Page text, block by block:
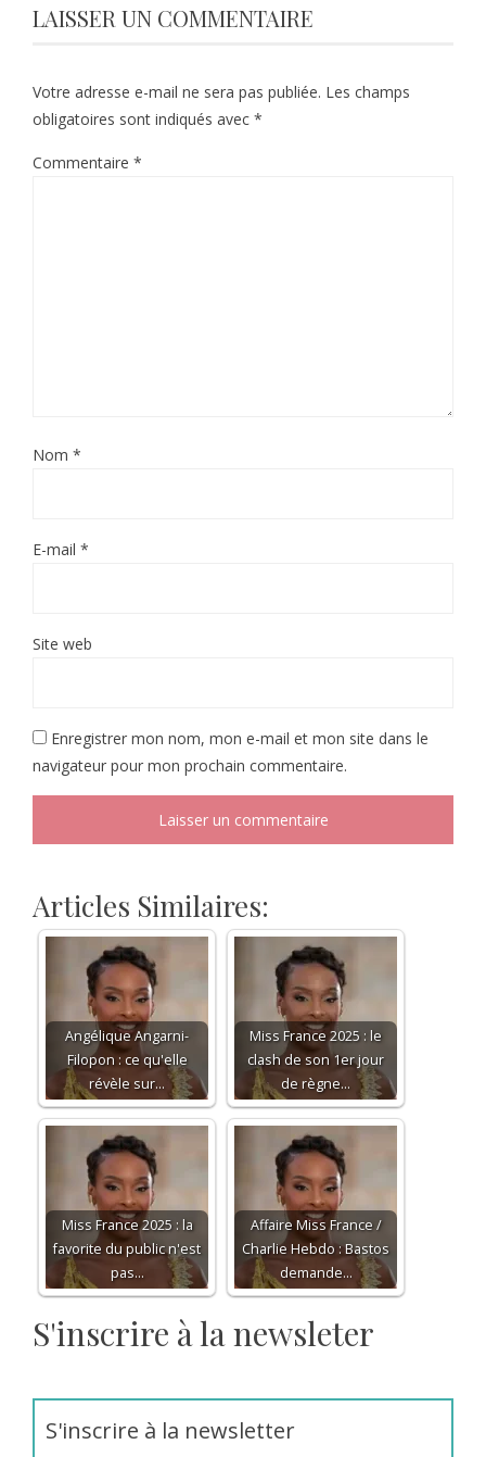
LAISSER UN COMMENTAIRE
Votre adresse e-mail ne sera pas publiée. Les champs
obligatoires sont indiqués avec *
Commentaire *
Nom *
E-mail *
Site web
Enregistrer mon nom, mon e-mail et mon site dans le
navigateur pour mon prochain commentaire.
Articles Similaires:
Angélique Angarni-
Filopon : ce qu'elle
révèle sur…
Miss France 2025 : le
clash de son 1er jour
de règne…
Miss France 2025 : la
favorite du public n'est
pas…
Affaire Miss France /
Charlie Hebdo : Bastos
demande…
S'inscrire à la newsleter
S'inscrire à la newsletter